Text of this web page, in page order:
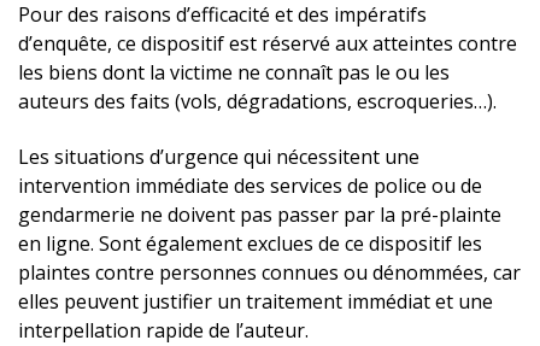
Pour des raisons d’efficacité et des impératifs
d’enquête, ce dispositif est réservé aux atteintes contre
les biens dont la victime ne connaît pas le ou les
auteurs des faits (vols, dégradations, escroqueries…).
Les situations d’urgence qui nécessitent une
intervention immédiate des services de police ou de
gendarmerie ne doivent pas passer par la pré-plainte
en ligne. Sont également exclues de ce dispositif les
plaintes contre personnes connues ou dénommées, car
elles peuvent justifier un traitement immédiat et une
interpellation rapide de l’auteur.